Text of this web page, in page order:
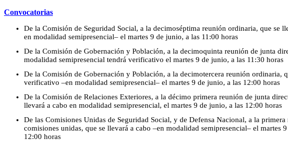
Convocatorias
De la Comisión de Seguridad Social, a la decimoséptima reunión ordinaria, que se
en modalidad semipresencial– el martes 9 de junio, a las 11:00 horas
De la Comisión de Gobernación y Población, a la decimoquinta reunión de junta
modalidad semipresencial tendrá verificativo el martes 9 de junio, a las 11:30 horas
De la Comisión de Gobernación y Población, a la decimotercera reunión ordinaria,
verificativo –en modalidad semipresencial– el martes 9 de junio, a las 12:00 horas
De la Comisión de Relaciones Exteriores, a la décimo primera reunión de junta
llevará a cabo en modalidad semipresencial, el martes 9 de junio, a las 12:00 horas
De las Comisiones Unidas de Seguridad Social, y de Defensa Nacional, a la primera
comisiones unidas, que se llevará a cabo –en modalidad semipresencial– el martes
12:00 horas